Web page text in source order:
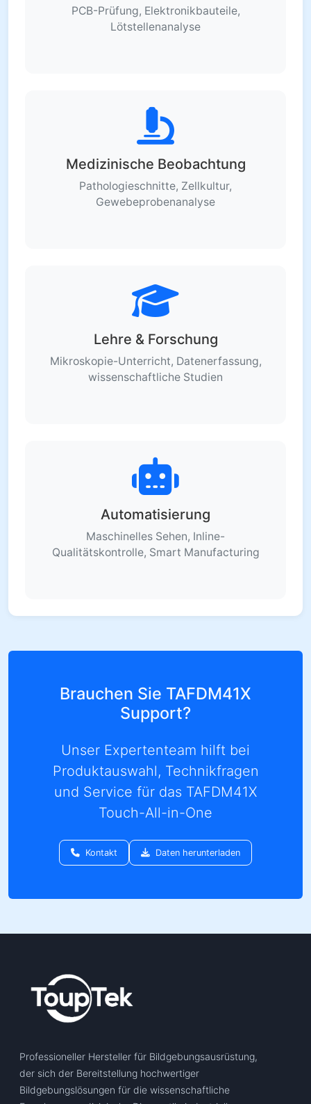
PCB-Prüfung, Elektronikbauteile,
Lötstellenanalyse
Medizinische Beobachtung
Pathologieschnitte, Zellkultur,
Gewebeprobenanalyse
Lehre & Forschung
Mikroskopie-Unterricht, Datenerfassung,
wissenschaftliche Studien
Automatisierung
Maschinelles Sehen, Inline-
Qualitätskontrolle, Smart Manufacturing
Brauchen Sie TAFDM41X
Support?
Unser Expertenteam hilft bei
Produktauswahl, Technikfragen
und Service für das TAFDM41X
Touch-All-in-One
Kontakt Daten herunterladen
Professioneller Hersteller für Bildgebungsausrüstung,
der sich der Bereitstellung hochwertiger
Bildgebungslösungen für die wissenschaftliche